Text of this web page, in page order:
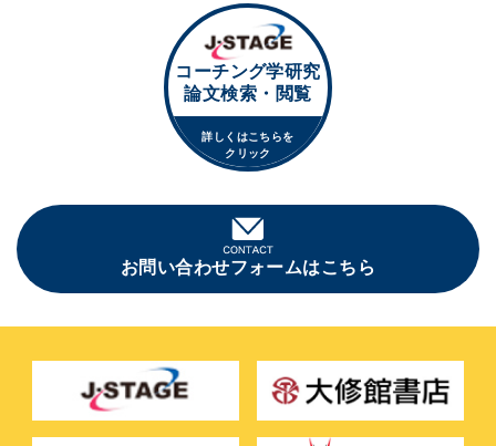
コーチング学研究
論文検索・閲覧
詳しくはこちらを
クリック
お問い合わせフォームはこちら